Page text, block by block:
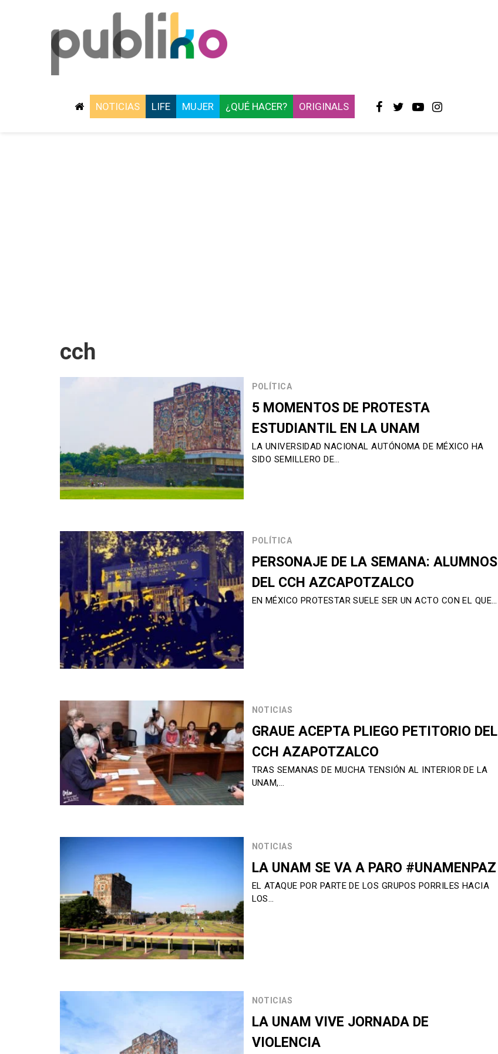
NOTICIAS LIFE MUJER ¿QUÉ HACER? ORIGINALS
cch
POLÍTICA
5 MOMENTOS DE PROTESTA
ESTUDIANTIL EN LA UNAM
LA UNIVERSIDAD NACIONAL AUTÓNOMA DE MÉXICO HA
SIDO SEMILLERO DE…
POLÍTICA
PERSONAJE DE LA SEMANA: ALUMNOS
DEL CCH AZCAPOTZALCO
EN MÉXICO PROTESTAR SUELE SER UN ACTO CON EL QUE…
NOTICIAS
GRAUE ACEPTA PLIEGO PETITORIO DEL
CCH AZAPOTZALCO
TRAS SEMANAS DE MUCHA TENSIÓN AL INTERIOR DE LA
UNAM,…
NOTICIAS
LA UNAM SE VA A PARO #UNAMENPAZ
EL ATAQUE POR PARTE DE LOS GRUPOS PORRILES HACIA
LOS…
NOTICIAS
LA UNAM VIVE JORNADA DE
VIOLENCIA